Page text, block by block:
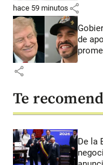
hace 59 minutos share
de
share
Te
De la